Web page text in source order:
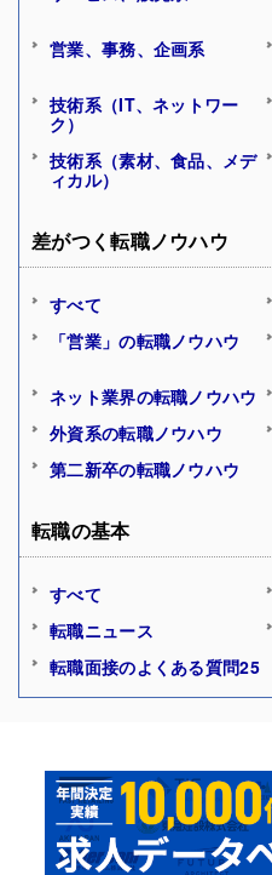
営業、事務、企画系
技術系（IT、ネットワー
ク）
技術系（素材、食品、メデ
ィカル）
差がつく転職ノウハウ
すべて
「営業」の転職ノウハウ
ネット業界の転職ノウハウ
外資系の転職ノウハウ
第二新卒の転職ノウハウ
転職の基本
すべて
転職ニュース
転職面接のよくある質問25